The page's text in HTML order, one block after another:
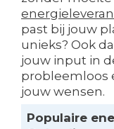
past bij jouw
unieks? Ook
jouw input in
probleemloos
jouw wensen.
Populaire